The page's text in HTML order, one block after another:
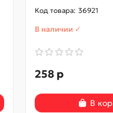
36921
В наличии ✓
258 р
В